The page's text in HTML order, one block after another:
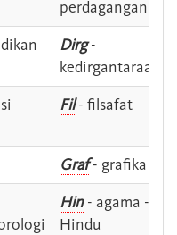
perdagangan
Dirg-
kedirgantaraan
Fil- filsafat
Graf- grafika
Hin- agama -
Hindu